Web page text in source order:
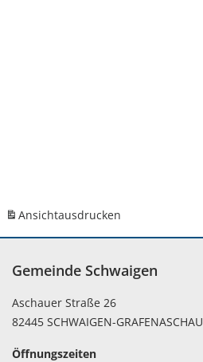
Ansichtausdrucken
Gemeinde Schwaigen
Aschauer Straße 26
82445 SCHWAIGEN-GRAFENASCHAU
Öffnungszeiten